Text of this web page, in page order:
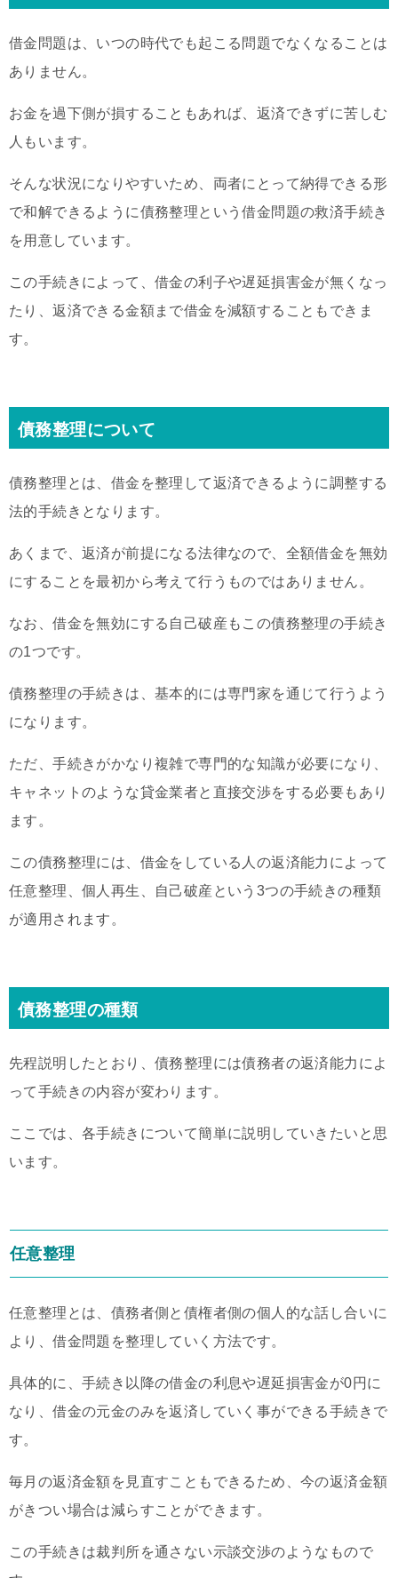
借金問題は、いつの時代でも起こる問題でなくなることは
ありません。
お金を過下側が損することもあれば、返済できずに苦しむ
人もいます。
そんな状況になりやすいため、両者にとって納得できる形
で和解できるように債務整理という借金問題の救済手続き
を用意しています。
この手続きによって、借金の利子や遅延損害金が無くなっ
たり、返済できる金額まで借金を減額することもできま
す。
債務整理について
債務整理とは、借金を整理して返済できるように調整する
法的手続きとなります。
あくまで、返済が前提になる法律なので、全額借金を無効
にすることを最初から考えて行うものではありません。
なお、借金を無効にする自己破産もこの債務整理の手続き
の1つです。
債務整理の手続きは、基本的には専門家を通じて行うよう
になります。
ただ、手続きがかなり複雑で専門的な知識が必要になり、
キャネットのような貸金業者と直接交渉をする必要もあり
ます。
この債務整理には、借金をしている人の返済能力によって
任意整理、個人再生、自己破産という3つの手続きの種類
が適用されます。
債務整理の種類
先程説明したとおり、債務整理には債務者の返済能力によ
って手続きの内容が変わります。
ここでは、各手続きについて簡単に説明していきたいと思
います。
任意整理
任意整理とは、債務者側と債権者側の個人的な話し合いに
より、借金問題を整理していく方法です。
具体的に、手続き以降の借金の利息や遅延損害金が0円に
なり、借金の元金のみを返済していく事ができる手続きで
す。
毎月の返済金額を見直すこともできるため、今の返済金額
がきつい場合は減らすことができます。
この手続きは裁判所を通さない示談交渉のようなもので